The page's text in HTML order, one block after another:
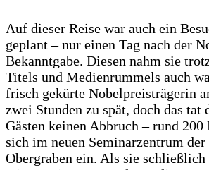
Auf dieser Reise war auch ein
geplant – nur einen Tag nach der
Bekanntgabe. Diesen nahm sie
Titels und Medienrummels auch
frisch gekürte Nobelpreisträgerin
zwei Stunden zu spät, doch das tat
Gästen keinen Abbruch – rund 200
sich im neuen Seminarzentrum
Obergraben ein. Als sie